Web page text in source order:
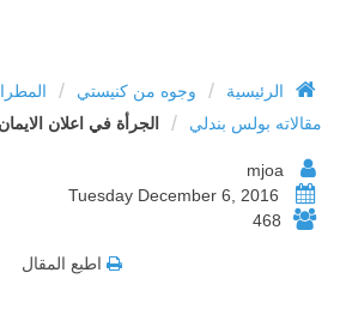
الرئيسية / وجوه من كنيستي /
مقالاته بولس بندلي / الجرأة في اعلان
468
اطبع المقال